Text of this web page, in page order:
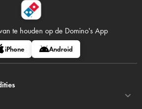
te houden op de Domino's App
iPhone Android